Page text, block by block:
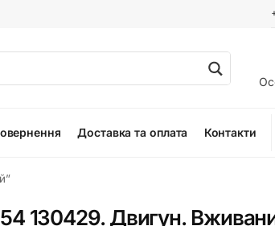
Доставка та оплата Контакти
130429. Двигун.